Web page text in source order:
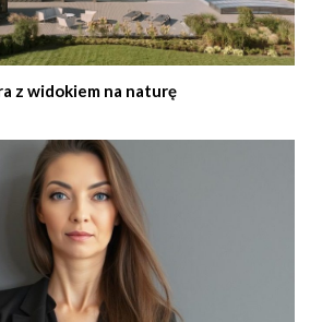
z widokiem na naturę